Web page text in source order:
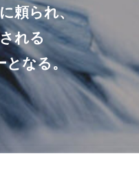
頼られ、
れる
となる。